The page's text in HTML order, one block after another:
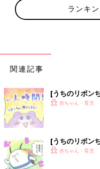
ランキ
関連記事
[うちのリボン
赤ちゃん・育児
[うちのリボン
赤ちゃん・育児